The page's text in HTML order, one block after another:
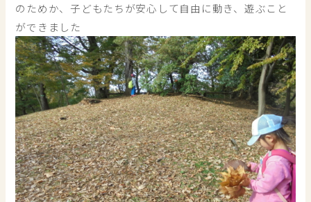
のためか、子どもたちが安心して自由に動き、遊ぶこと
ができました